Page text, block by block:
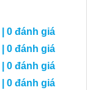
| 0 đánh giá
| 0 đánh giá
| 0 đánh giá
| 0 đánh giá